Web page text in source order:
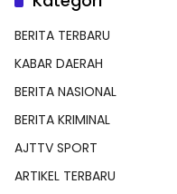
BERITA TERBARU
KABAR DAERAH
BERITA NASIONAL
BERITA KRIMINAL
AJTTV SPORT
ARTIKEL TERBARU